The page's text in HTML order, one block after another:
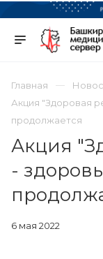
Главная
Акция "Здоровая
продолжается
Акция
-
6 мая 2022